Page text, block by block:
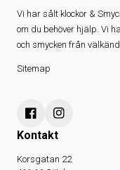
Vi har sålt klockor &
om du behöver hjälp. Vi
och smycken från
Sitemap
Kontakt
Korsgatan 22